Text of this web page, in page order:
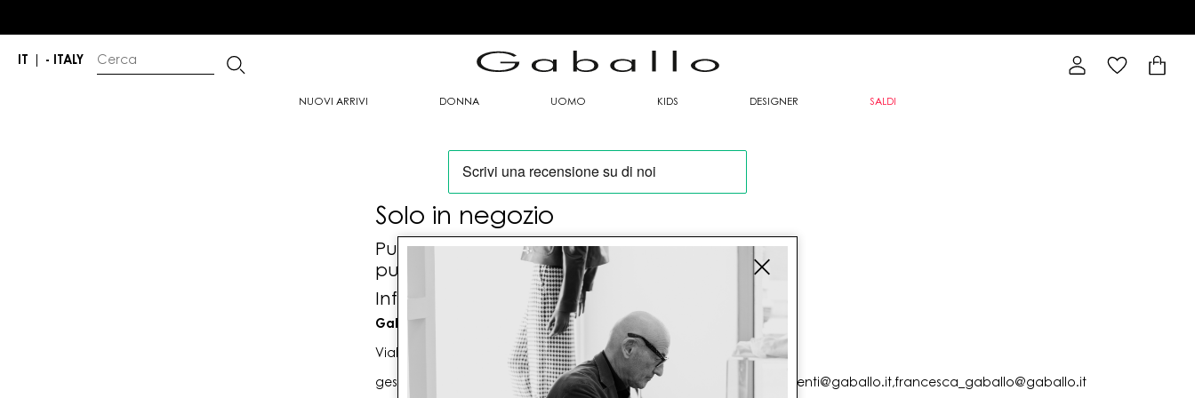
IT - ITALY
NUOVI ARRIVI DONNA UOMO KIDS DESIGNER SALDI
Solo in negozio
Puoi trovare questo articolo solo presso i nostri
punti vendita:
Info contatti
Gaballo Mario srl
Viale G. Matteotti n. 23 00053 Civitavecchia (RM)
gestioneordini@gaballo.it,customercare@sellmasters.it,assistenzaclienti@gaballo.it,francesca_gaballo@gaballo.it